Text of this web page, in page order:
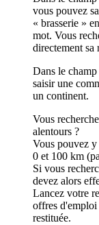
vous pouvez
« brasserie »
mot. Vous
directement
Dans le
saisir une
un continent.
Vous
alentours ?
Vous pouvez y
0 et 100 km
Si vous
devez alors
Lancez votre
offres d'emploi
restituée.